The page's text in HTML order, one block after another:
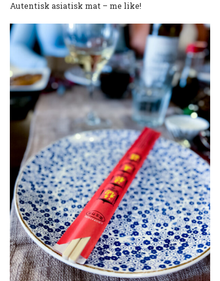
Autentisk asiatisk mat – me like!